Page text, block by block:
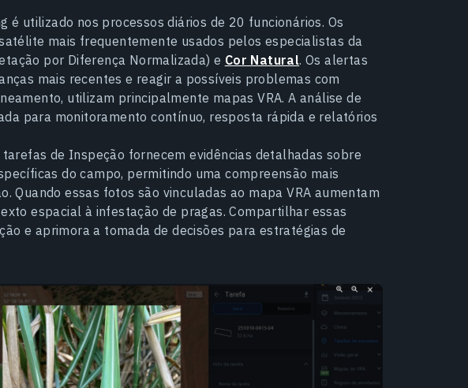
é utilizado nos processos diários de 20 funcionários. Os
mais frequentemente usados pelos especialistas da
por Diferença Normalizada) e Cor Natural. Os alertas
mais recentes e reagir a possíveis problemas com
utilizam principalmente mapas VRA. A análise de
para monitoramento contínuo, resposta rápida e relatórios
de Inspeção fornecem evidências detalhadas sobre
do campo, permitindo uma compreensão mais
Quando essas fotos são vinculadas ao mapa VRA aumentam
espacial à infestação de pragas. Compartilhar essas
e aprimora a tomada de decisões para estratégias de